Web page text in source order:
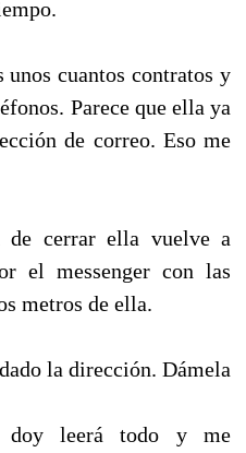
unos cuantos contratos y
Parece que ella ya
de correo. Eso me
de cerrar ella vuelve a
el messenger con las
metros de ella.
la dirección. Dámela
leerá todo y me